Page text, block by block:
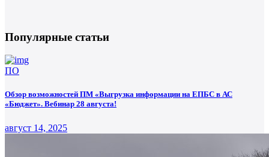
Популярные статьи
ПО
Обзор возможностей ПМ «Выгрузка информации на ЕПБС в АС
«Бюджет». Вебинар 28 августа!
август 14, 2025